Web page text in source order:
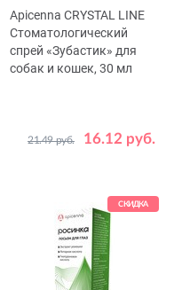
Apicenna CRYSTAL LINE
Стоматологический
спрей «Зубастик» для
собак и кошек, 30 мл
16.12 руб.
21.49 руб.
СКИДКА